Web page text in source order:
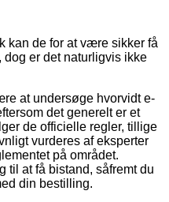
kan de for at være sikker få
er det naturligvis ikke
at undersøge hvorvidt e-
det generelt er et
de officielle regler, tillige
vurderes af eksperter
på området.
til at få bistand, såfremt du
din bestilling.